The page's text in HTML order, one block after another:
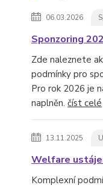
06.03.2026
Sponzoring
Zde naleznete
podmínky pro
Pro rok 2026 je
naplněn. číst celé
13.11.2025
Welfare
Komplexní